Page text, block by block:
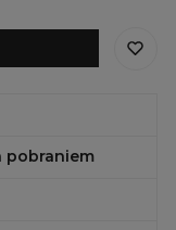
pobraniem